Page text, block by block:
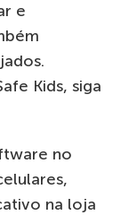
e
Kids, siga
no
na loja